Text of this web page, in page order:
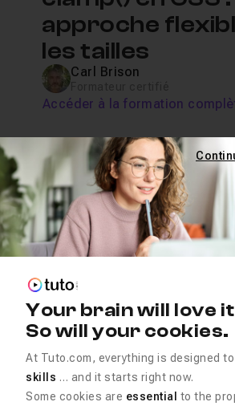
approche
les tailles
Carl Brison
Accéder à la formation